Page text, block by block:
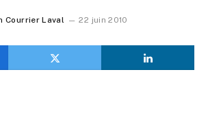
Courrier Laval 22 juin 2010